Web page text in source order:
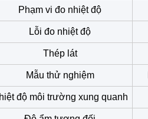
Phạm vi đo nhiệt độ
Lỗi đo nhiệt độ
Thép lát
Mẫu thử nghiệm
độ môi trường xung quanh